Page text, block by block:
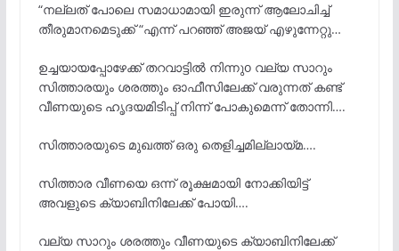
“നല്ലത് പോലെ സമാധാമായി ഇരുന്ന് ആലോചിച്ച്
തീരുമാനമെടുക്ക് “എന്ന് പറഞ്ഞ് അജയ് എഴുന്നേറ്റു…
ഉച്ചയായപ്പോഴേക്ക് തറവാട്ടിൽ നിന്നുo വല്യ സാറും
സിത്താരയും ശരത്തും ഓഫീസിലേക്ക് വരുന്നത് കണ്ട്
വീണയുടെ ഹൃദയമിടിപ്പ് നിന്ന് പോകുമെന്ന് തോന്നി….
സിത്താരയുടെ മുഖത്ത് ഒരു തെളിച്ചമില്ലായ്മ….
സിത്താര വീണയെ ഒന്ന് രൂക്ഷമായി നോക്കിയിട്ട്
അവളുടെ ക്യാബിനിലേക്ക് പോയി….
വല്യ സാറും ശരത്തും വീണയുടെ ക്യാബിനിലേക്ക്